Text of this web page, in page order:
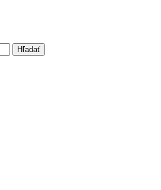
Hľadať